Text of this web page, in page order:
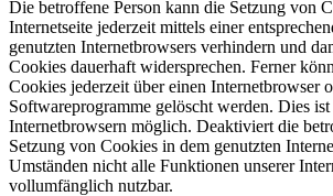
Die betroffene Person kann die Setzung von
Internetseite jederzeit mittels einer
genutzten Internetbrowsers verhindern und
Cookies dauerhaft widersprechen. Ferner
Cookies jederzeit über einen Internetbrowser
Softwareprogramme gelöscht werden. Dies
Internetbrowsern möglich. Deaktiviert die
Setzung von Cookies in dem genutzten
Umständen nicht alle Funktionen unserer
vollumfänglich nutzbar.